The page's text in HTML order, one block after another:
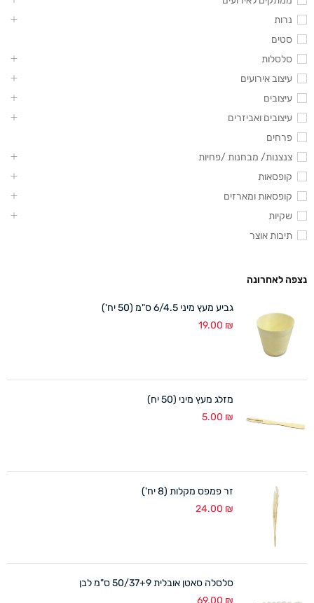
נרות
סטים
סלסלות
עיצוב אירועים
עיצובים
עיצובים ואביזרים
פרחים
צנצנות/ מבחנות /פחיות
קופסאות
קופסאות ומארזים
שקיות
תיבות אוצר
נצפה לאחרונה
גביע מעץ מיני 6/4.5 ס"מ (50 יח')
19.00 ₪
מזלג מעץ מיני (50 יח)
5.00 ₪
זר פמפס מקלות (8 יח')
24.00 ₪
סלסלה סאטן אובלית 50/37+9 ס"מ לבן